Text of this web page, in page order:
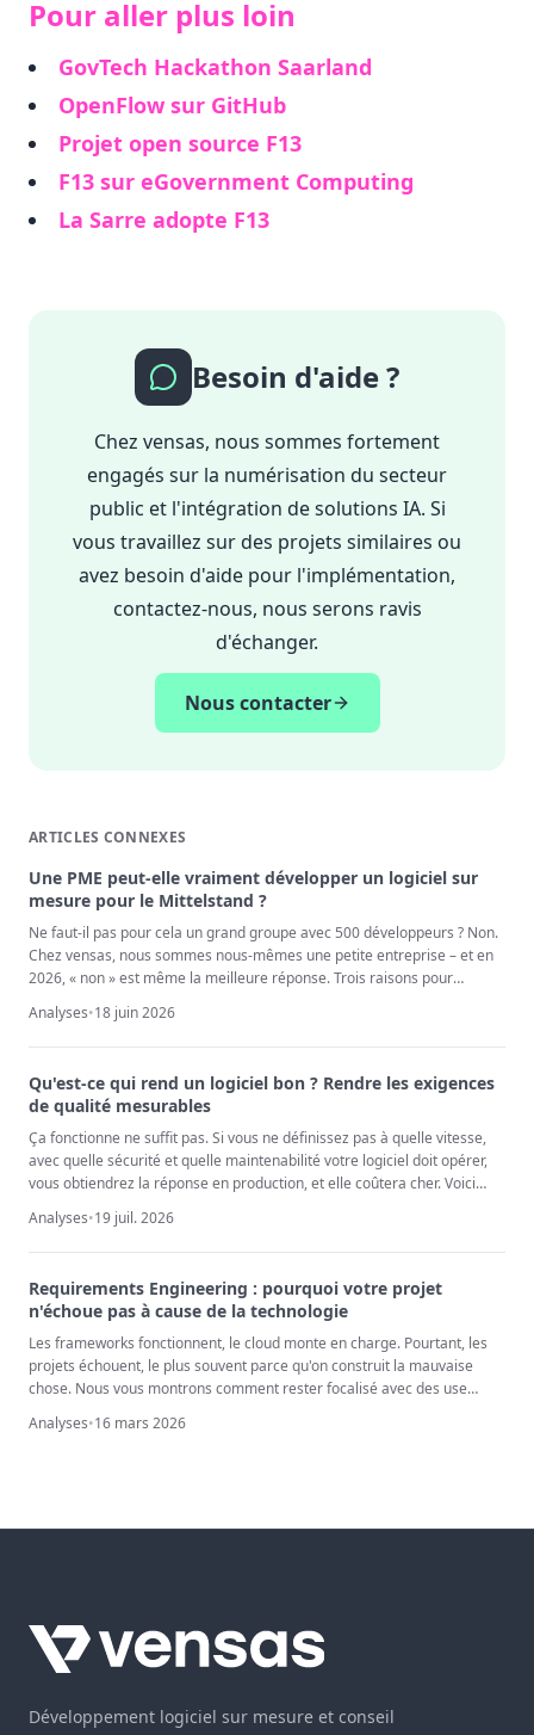
Pour aller plus loin
GovTech Hackathon Saarland
OpenFlow sur GitHub
Projet open source F13
F13 sur eGovernment Computing
La Sarre adopte F13
Besoin d'aide ?
Chez vensas, nous sommes fortement
engagés sur la numérisation du secteur
public et l'intégration de solutions IA. Si
vous travaillez sur des projets similaires ou
avez besoin d'aide pour l'implémentation,
contactez-nous, nous serons ravis
d'échanger.
Nous contacter
ARTICLES CONNEXES
Une PME peut-elle vraiment développer un logiciel sur
mesure pour le Mittelstand ?
Ne faut-il pas pour cela un grand groupe avec 500 développeurs ? Non.
Chez vensas, nous sommes nous-mêmes une petite entreprise – et en
2026, « non » est même la meilleure réponse. Trois raisons pour
Analyses•18 juin 2026
Qu'est-ce qui rend un logiciel bon ? Rendre les exigences
de qualité mesurables
Ça fonctionne ne suffit pas. Si vous ne définissez pas à quelle vitesse,
avec quelle sécurité et quelle maintenabilité votre logiciel doit opérer,
vous obtiendrez la réponse en production, et elle coûtera cher. Voici
ISO 25010, les scénarios de qualité et un Quality Tree.
Analyses•19 juil. 2026
Requirements Engineering : pourquoi votre projet
n'échoue pas à cause de la technologie
Les frameworks fonctionnent, le cloud monte en charge. Pourtant, les
projets échouent, le plus souvent parce qu'on construit la mauvaise
chose. Nous vous montrons comment rester focalisé avec des use
Analyses•16 mars 2026
Développement logiciel sur mesure et conseil